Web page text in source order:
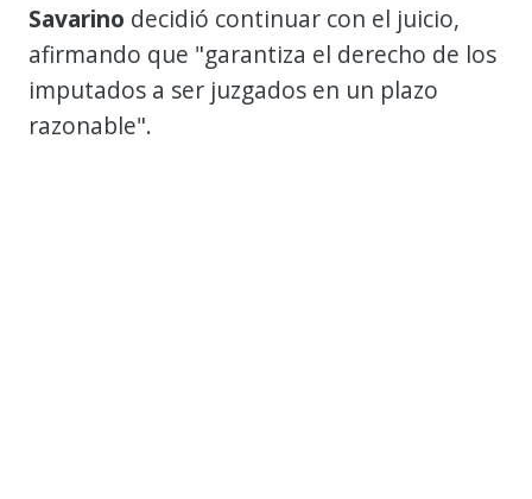
Savarino decidió continuar con el juicio,
afirmando que "garantiza el derecho de los
imputados a ser juzgados en un plazo
razonable".